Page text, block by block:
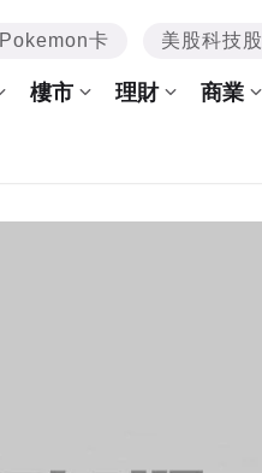
Pokemon卡 美股科技股
樓市 理財 商業